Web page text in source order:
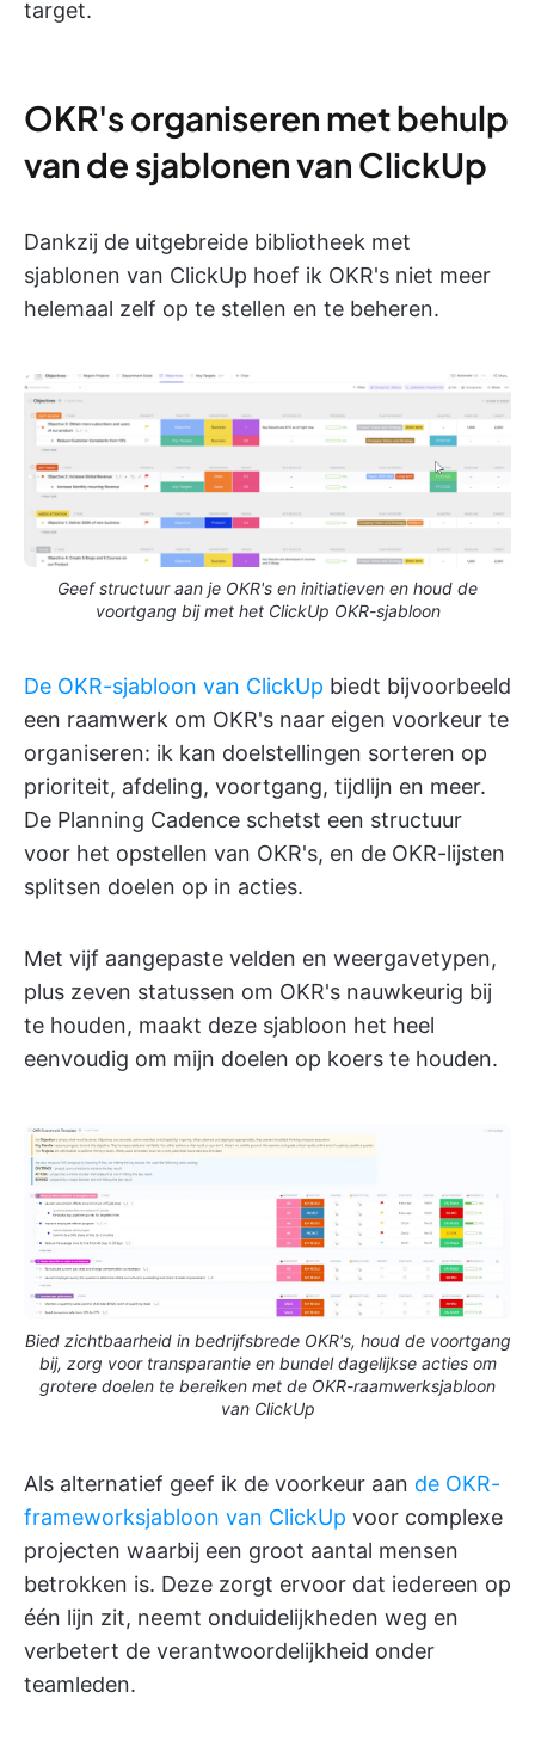
target.
OKR's organiseren met behulp
van de sjablonen van ClickUp
Dankzij de uitgebreide bibliotheek met
sjablonen van ClickUp hoef ik OKR's niet meer
helemaal zelf op te stellen en te beheren.
Geef structuur aan je OKR's en initiatieven en houd de
voortgang bij met het ClickUp OKR-sjabloon
De OKR-sjabloon van ClickUp biedt bijvoorbeeld
een raamwerk om OKR's naar eigen voorkeur te
organiseren: ik kan doelstellingen sorteren op
prioriteit, afdeling, voortgang, tijdlijn en meer.
De Planning Cadence schetst een structuur
voor het opstellen van OKR's, en de OKR-lijsten
splitsen doelen op in acties.
Met vijf aangepaste velden en weergavetypen,
plus zeven statussen om OKR's nauwkeurig bij
te houden, maakt deze sjabloon het heel
eenvoudig om mijn doelen op koers te houden.
Bied zichtbaarheid in bedrijfsbrede OKR's, houd de voortgang
bij, zorg voor transparantie en bundel dagelijkse acties om
grotere doelen te bereiken met de OKR-raamwerksjabloon
van ClickUp
Als alternatief geef ik de voorkeur aan de OKR-
frameworksjabloon van ClickUp voor complexe
projecten waarbij een groot aantal mensen
betrokken is. Deze zorgt ervoor dat iedereen op
één lijn zit, neemt onduidelijkheden weg en
verbetert de verantwoordelijkheid onder
teamleden.